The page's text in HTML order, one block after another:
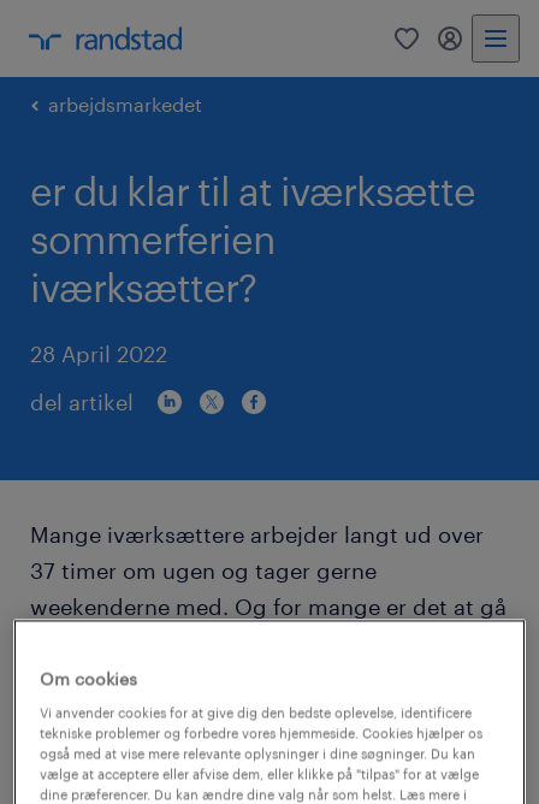
0
arbejdsmarkedet
er du klar til at iværksætte
sommerferien
iværksætter?
28 April 2022
del artikel
Mange iværksættere arbejder langt ud over
37 timer om ugen og tager gerne
weekenderne med. Og for mange er det at gå
på den måde kan job og fritid ende i en form
for symbiose. Men det er sundt for
forretningen og dig selv at koble af og ikke
mindst holde ferie i løbet af et arbejdsår.
Om cookies
Vi anvender cookies for at give dig den bedste oplevelse, identificere
tekniske problemer og forbedre vores hjemmeside. Cookies hjælper os
også med at vise mere relevante oplysninger i dine søgninger. Du kan
vælge at acceptere eller afvise dem, eller klikke på "tilpas" for at vælge
dine præferencer. Du kan ændre dine valg når som helst. Læs mere i